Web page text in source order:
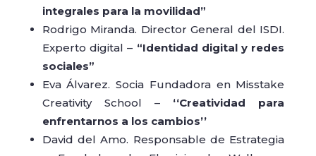
integrales para la movilidad”
Rodrigo Miranda. Director General del ISDI.
Experto digital – “Identidad digital y redes
sociales”
Eva Álvarez. Socia Fundadora en Misstake
Creativity School – ‘‘Creatividad para
enfrentarnos a los cambios’’
David del Amo. Responsable de Estrategia